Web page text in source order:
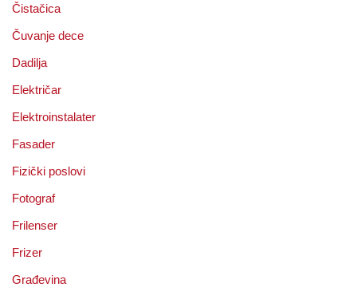
Čistačica
Čuvanje dece
Dadilja
Električar
Elektroinstalater
Fasader
Fizički poslovi
Fotograf
Frilenser
Frizer
Građevina